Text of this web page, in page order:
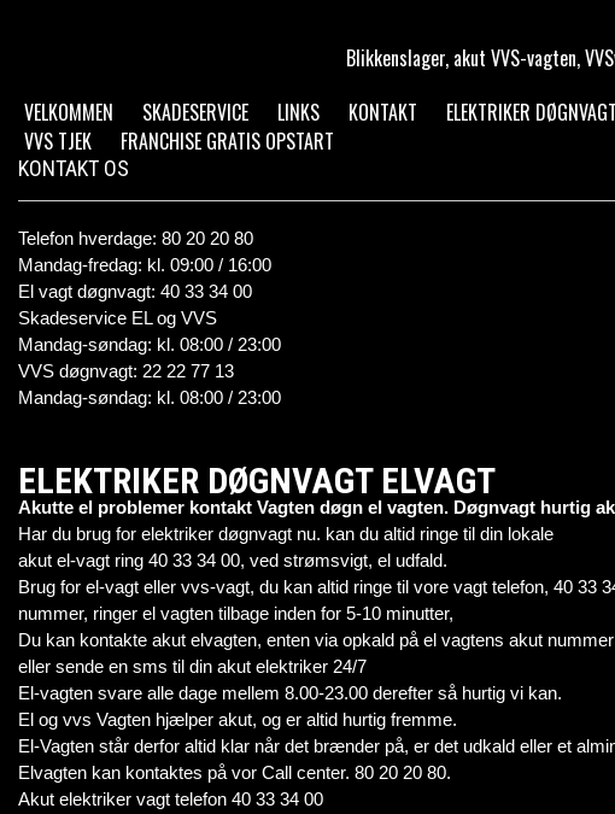
Blikkenslager, akut VVS-vagten,
VELKOMMEN
SKADESERVICE LINKS KONTAKT ELEKTRIKER
VVS TJEK
FRANCHISE GRATIS OPSTART
KONTAKT OS
Telefon hverdage: 80 20 20 80
Mandag-fredag: kl. 09:00 / 16:00
El vagt døgnvagt: 40 33 34 00
Skadeservice EL og VVS
Mandag-søndag: kl. 08:00 / 23:00
VVS døgnvagt: 22 22 77 13
Mandag-søndag: kl. 08:00 / 23:00
ELEKTRIKER DØGNVAGT ELVAGT
Akutte el problemer kontakt Vagten døgn el vagten. Døgnvagt hurtig
Har du brug for elektriker døgnvagt nu. kan du altid ringe til din lokale
akut el-vagt ring 40 33 34 00, ved strømsvigt, el udfald.
Brug for el-vagt eller vvs-vagt, du kan altid ringe til vore vagt telefon, 40
nummer, ringer el vagten tilbage inden for 5-10 minutter,
Du kan kontakte akut elvagten, enten via opkald på el vagtens akut
eller sende en sms til din akut elektriker 24/7
El-vagten svare alle dage mellem 8.00-23.00 derefter så hurtig vi kan.
El og vvs Vagten hjælper akut, og er altid hurtig fremme.
El-Vagten står derfor altid klar når det brænder på, er det udkald eller et
Elvagten kan kontaktes på vor Call center. 80 20 20 80.
Akut elektriker vagt telefon 40 33 34 00